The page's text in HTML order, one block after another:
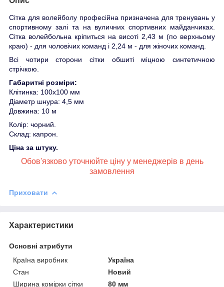
Сітка для волейболу професійна призначена для тренувань у
спортивному залі та на вуличних спортивних майданчиках.
Сітка волейбольна кріпиться на висоті 2,43 м (по верхньому
краю) - для чоловічих команд і 2,24 м - для жіночих команд.
Всі чотири сторони сітки обшиті міцною синтетичною
стрічкою.
Габаритні розміри:
Клітинка: 100х100 мм
Діаметр шнура: 4,5 мм
Довжина: 10 м
Колір: чорний.
Склад: капрон.
Ціна за штуку.
Обов'язково уточнюйте ціну у менеджерів в день
замовлення
Приховати
Характеристики
Основні атрибути
Країна виробник
Україна
Стан
Новий
Ширина комірки сітки
80 мм